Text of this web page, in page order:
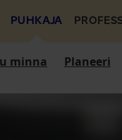
PUHKAJA
minna Planeeri